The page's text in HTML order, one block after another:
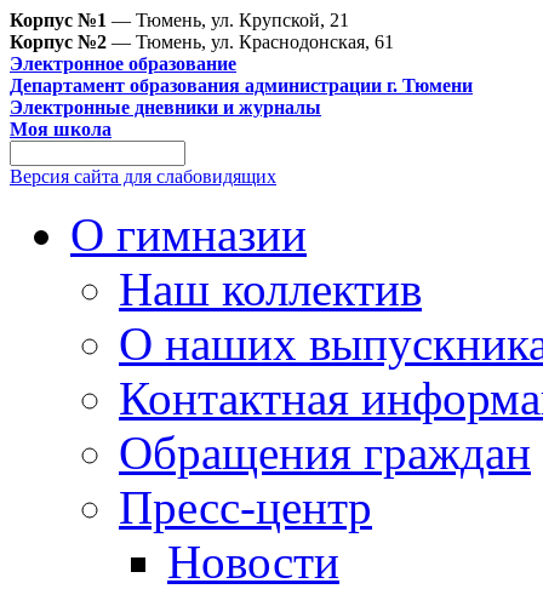
Корпус №1 — Тюмень, ул. Крупской, 21
Корпус №2 — Тюмень, ул. Краснодонская, 61
Электронное образование
Департамент образования администрации г. Тюмени
Электронные дневники и журналы
Моя школа
Версия сайта для слабовидящих
О гимназии
Наш коллектив
О наших
Контактная
Обращения граждан
Пресс-центр
Новости